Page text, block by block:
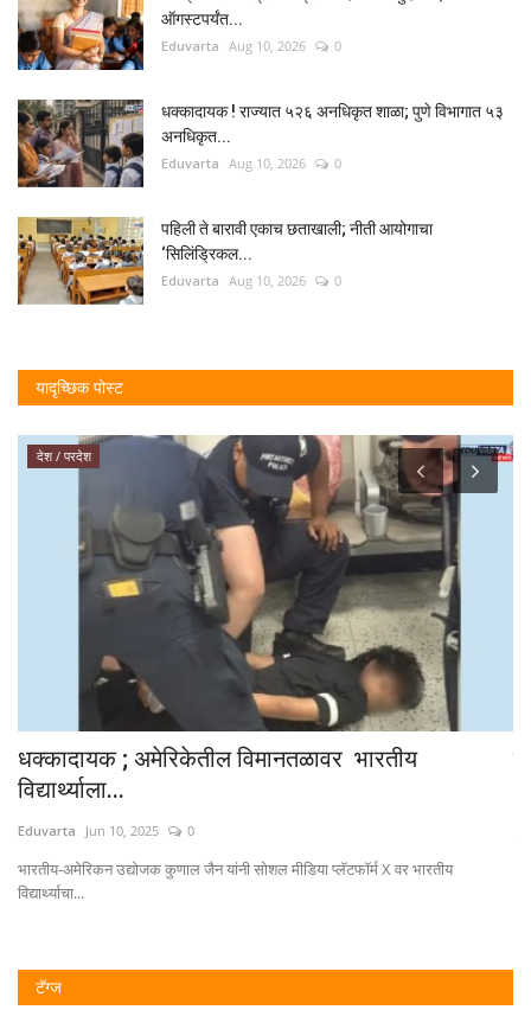
ऑगस्टपर्यंत...
Eduvarta Aug 10, 2026 0
धक्कादायक ! राज्यात ५२६ अनधिकृत शाळा; पुणे विभागात ५३
अनधिकृत...
Eduvarta Aug 10, 2026 0
पहिली ते बारावी एकाच छताखाली; नीती आयोगाचा
‘सिलिंड्रिकल...
Eduvarta Aug 10, 2026 0
यादृच्छिक पोस्ट
देश / परदेश
धक्कादायक ; अमेरिकेतील विमानतळावर भारतीय
विद्यार्थ्याला...
Eduvarta Jun 10, 2025 0
भारतीय-अमेरिकन उद्योजक कुणाल जैन यांनी सोशल मीडिया प्लॅटफॉर्म X वर भारतीय
विद्यार्थ्याचा...
टॅग्ज